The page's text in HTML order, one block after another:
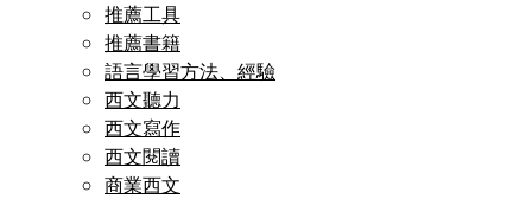
推薦工具
推薦書籍
語言學習方法、經驗
西文聽力
西文寫作
西文閱讀
商業西文